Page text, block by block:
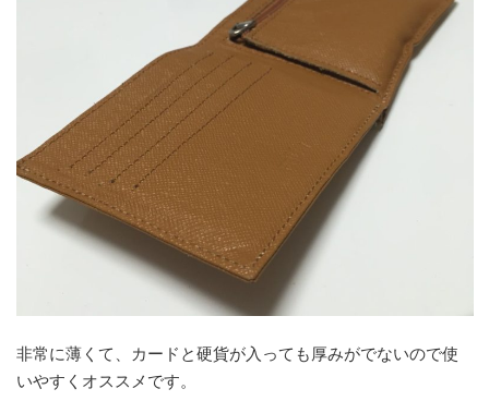
非常に薄くて、カードと硬貨が入っても厚みがでないので使
いやすくオススメです。